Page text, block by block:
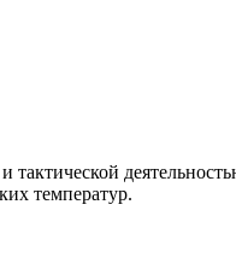
температур.